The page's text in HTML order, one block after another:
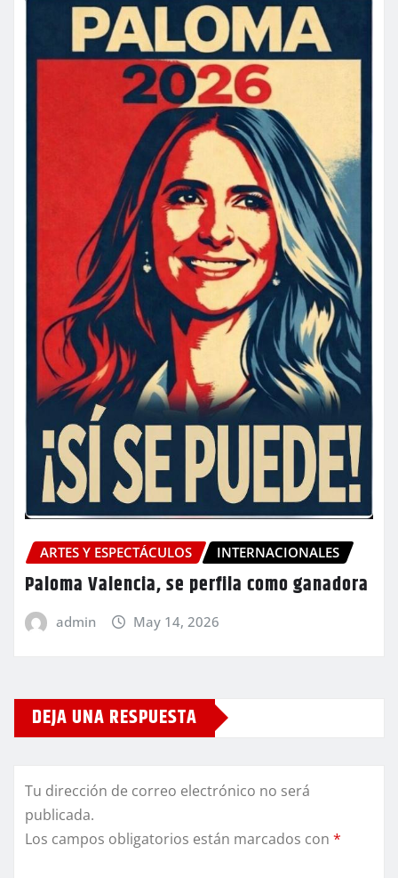
ARTES Y ESPECTÁCULOS INTERNACIONALES
Paloma Valencia, se perfila como ganadora
admin May 14, 2026
DEJA UNA RESPUESTA
Tu dirección de correo electrónico no será
publicada.
Los campos obligatorios están marcados con *